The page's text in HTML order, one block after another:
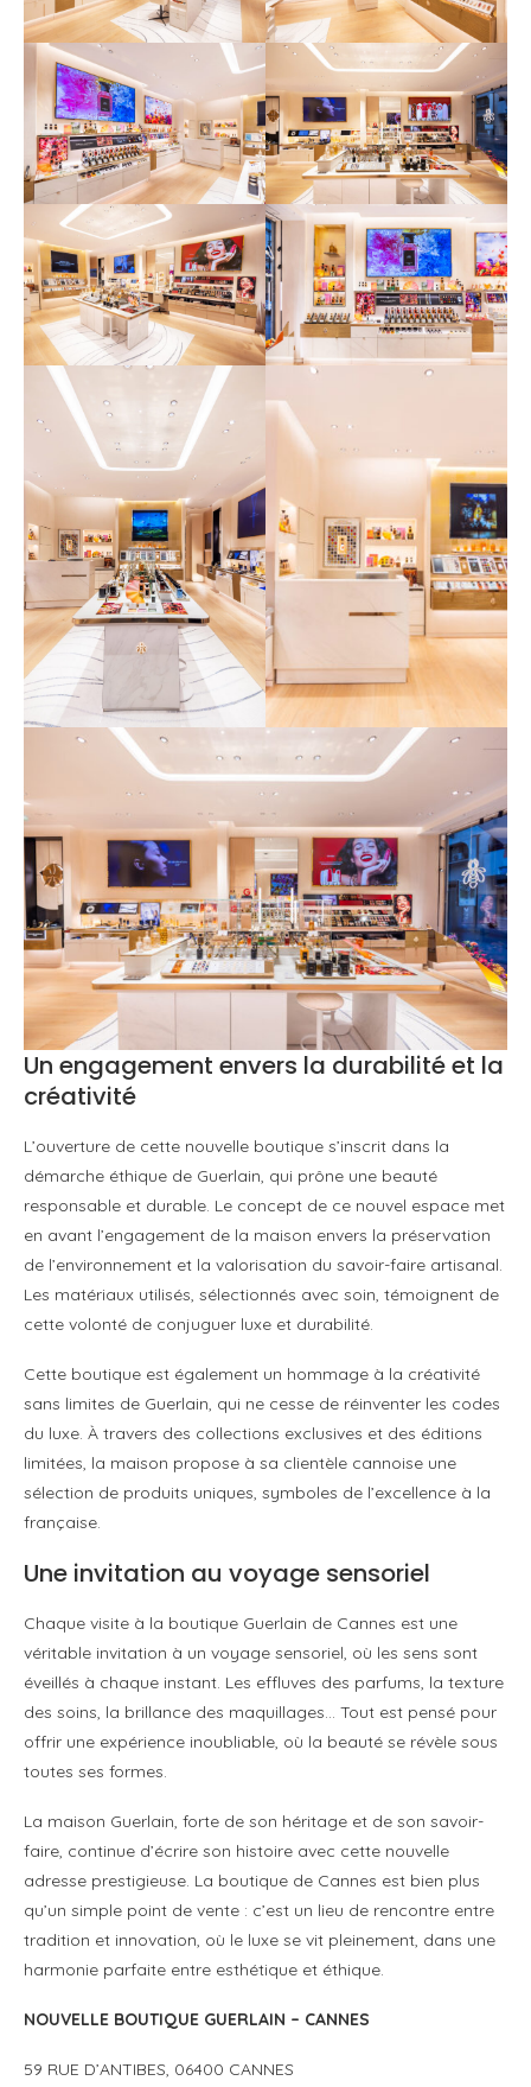
Un engagement envers la durabilité et la
créativité
L’ouverture de cette nouvelle boutique s’inscrit dans la
démarche éthique de Guerlain, qui prône une beauté
responsable et durable. Le concept de ce nouvel espace met
en avant l’engagement de la maison envers la préservation
de l’environnement et la valorisation du savoir-faire artisanal.
Les matériaux utilisés, sélectionnés avec soin, témoignent de
cette volonté de conjuguer luxe et durabilité.
Cette boutique est également un hommage à la créativité
sans limites de Guerlain, qui ne cesse de réinventer les codes
du luxe. À travers des collections exclusives et des éditions
limitées, la maison propose à sa clientèle cannoise une
sélection de produits uniques, symboles de l’excellence à la
française.
Une invitation au voyage sensoriel
Chaque visite à la boutique Guerlain de Cannes est une
véritable invitation à un voyage sensoriel, où les sens sont
éveillés à chaque instant. Les effluves des parfums, la texture
des soins, la brillance des maquillages… Tout est pensé pour
offrir une expérience inoubliable, où la beauté se révèle sous
toutes ses formes.
La maison Guerlain, forte de son héritage et de son savoir-
faire, continue d’écrire son histoire avec cette nouvelle
adresse prestigieuse. La boutique de Cannes est bien plus
qu’un simple point de vente : c’est un lieu de rencontre entre
tradition et innovation, où le luxe se vit pleinement, dans une
harmonie parfaite entre esthétique et éthique.
NOUVELLE BOUTIQUE GUERLAIN – CANNES
59 RUE D’ANTIBES, 06400 CANNES